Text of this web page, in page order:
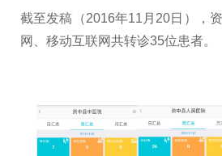
截至发稿（2016年11月20日），
网、移动互联网共转诊35位患者。